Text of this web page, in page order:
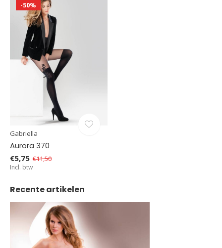
-50%
Gabriella
Aurora 370
€5,75 €11,50
Incl. btw
Recente artikelen